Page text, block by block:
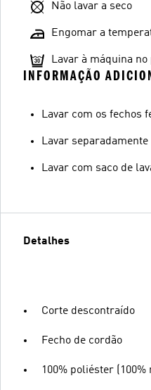
Não lavar a seco
Engomar a
Lavar à máquina
INFORMAÇÃO
Lavar com os fechos
Lavar separadamente
Lavar com saco de
Detalhes
Corte descontraído
Fecho de cordão
100% poliéster (100%